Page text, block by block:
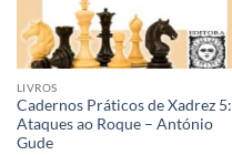
LIVROS
Cadernos Práticos de Xadrez 5:
Ataques ao Roque – António
Gude